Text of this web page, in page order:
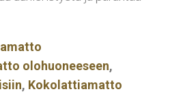
olohuoneeseen,
, Kokolattiamatto